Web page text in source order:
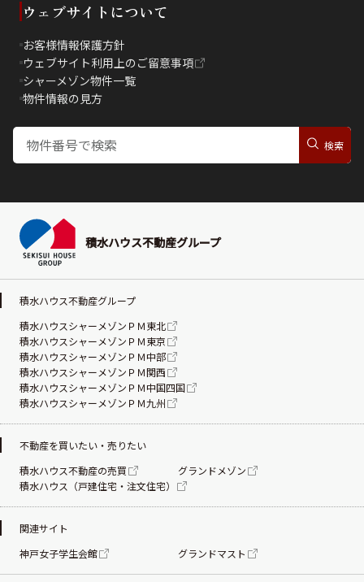
ウェブサイトについて
お客様情報保護方針
ウェブサイト利用上のご留意事項
シャーメゾン物件一覧
物件情報の見方
積水ハウス不動産グループ
積水ハウス不動産グループ
積水ハウスシャーメゾンＰＭ東北
積水ハウスシャーメゾンＰＭ東京
積水ハウスシャーメゾンＰＭ中部
積水ハウスシャーメゾンＰＭ関西
積水ハウスシャーメゾンＰＭ中国四国
積水ハウスシャーメゾンＰＭ九州
不動産を買いたい・売りたい
積水ハウス不動産の売買
グランドメゾン
積水ハウス（戸建住宅・注文住宅）
関連サイト
神戸女子学生会館
グランドマスト